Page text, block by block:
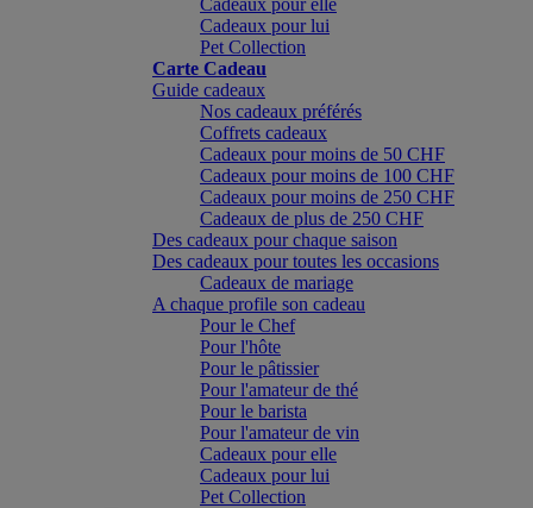
Cadeaux pour elle
Cadeaux pour lui
Pet Collection
Carte Cadeau
Guide cadeaux
Nos cadeaux préférés
Coffrets cadeaux
Cadeaux pour moins de 50 CHF
Cadeaux pour moins de 100 CHF
Cadeaux pour moins de 250 CHF
Cadeaux de plus de 250 CHF
Des cadeaux pour chaque saison
Des cadeaux pour toutes les occasions
Cadeaux de mariage
A chaque profile son cadeau
Pour le Chef
Pour l'hôte
Pour le pâtissier
Pour l'amateur de thé
Pour le barista
Pour l'amateur de vin
Cadeaux pour elle
Cadeaux pour lui
Pet Collection